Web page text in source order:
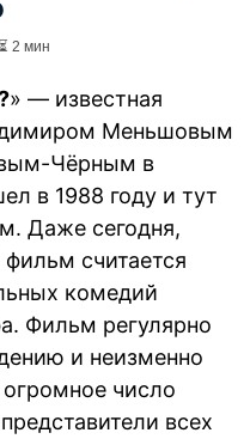
2 мин
» — известная
Меньшовым
Чёрным в
в 1988 году и тут
Даже сегодня,
считается
комедий
Фильм регулярно
и неизменно
число
всех